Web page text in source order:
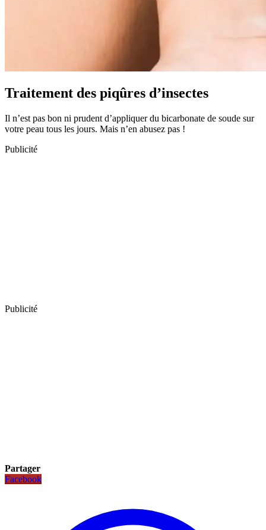
Traitement des piqûres d’insectes
Il n’est pas bon ni prudent d’appliquer du bicarbonate de soude sur
votre peau tous les jours. Mais n’en abusez pas !
Publicité
Publicité
Partager
Facebook